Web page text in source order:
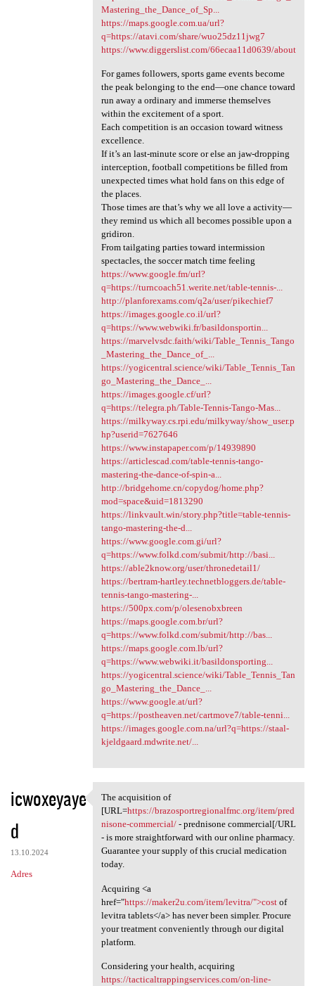
Mastering_the_Dance_of_Sp...
https://maps.google.com.ua/url?
q=https://atavi.com/share/wuo25dz11jwg7
https://www.diggerslist.com/66ecaa11d0639/about
For games followers, sports game events become
the peak belonging to the end—one chance toward
run away a ordinary and immerse themselves
within the excitement of a sport.
Each competition is an occasion toward witness
excellence.
If it’s an last-minute score or else an jaw-dropping
interception, football competitions be filled from
unexpected times what hold fans on this edge of
the places.
Those times are that’s why we all love a activity—
they remind us which all becomes possible upon a
gridiron.
From tailgating parties toward intermission
spectacles, the soccer match time feeling
https://www.google.fm/url?
q=https://turncoach51.werite.net/table-tennis-...
http://planforexams.com/q2a/user/pikechief7
https://images.google.co.il/url?
q=https://www.webwiki.fr/basildonsportin...
https://marvelvsdc.faith/wiki/Table_Tennis_Tango
_Mastering_the_Dance_of_...
https://yogicentral.science/wiki/Table_Tennis_Tan
go_Mastering_the_Dance_...
https://images.google.cf/url?
q=https://telegra.ph/Table-Tennis-Tango-Mas...
https://milkyway.cs.rpi.edu/milkyway/show_user.p
hp?userid=7627646
https://www.instapaper.com/p/14939890
https://articlescad.com/table-tennis-tango-
mastering-the-dance-of-spin-a...
http://bridgehome.cn/copydog/home.php?
mod=space&uid=1813290
https://linkvault.win/story.php?title=table-tennis-
tango-mastering-the-d...
https://www.google.com.gi/url?
q=https://www.folkd.com/submit/http://basi...
https://able2know.org/user/thronedetail1/
https://bertram-hartley.technetbloggers.de/table-
tennis-tango-mastering-...
https://500px.com/p/olesenobxbreen
https://maps.google.com.br/url?
q=https://www.folkd.com/submit/http://bas...
https://maps.google.com.lb/url?
q=https://www.webwiki.it/basildonsporting...
https://yogicentral.science/wiki/Table_Tennis_Tan
go_Mastering_the_Dance_...
https://www.google.at/url?
q=https://postheaven.net/cartmove7/table-tenni...
https://images.google.com.na/url?q=https://staal-
kjeldgaard.mdwrite.net/...
icwoxeyaye
d
13.10.2024
Adres
The acquisition of [URL=https
The acquisition of
[URL=https://brazosportregionalfmc.org/item/pred
nisone-commercial/- prednisone commercial[/URL
- is more straightforward with our online pharmacy.
Guarantee your supply of this crucial medication
today.
Acquiring <a
href="https://maker2u.com/item/levitra/">costof
levitra tablets</a> has never been simpler. Procure
your treatment conveniently through our digital
platform.
Considering your health, acquiring
https://tacticaltrappingservices.com/on-line-